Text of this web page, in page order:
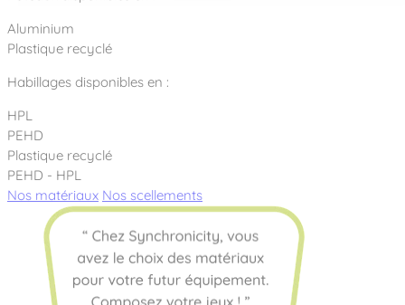
Aluminium
Plastique recyclé
Habillages disponibles en :
HPL
PEHD
Plastique recyclé
PEHD - HPL
Nos matériaux Nos scellements